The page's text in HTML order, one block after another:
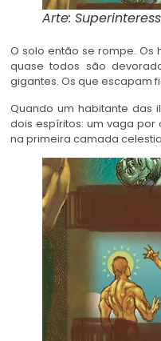
Arte:
O solo então se rompe. Os
quase todos são
gigantes. Os que escapam
Quando um habitante das
dois espíritos: um vaga
na primeira camada